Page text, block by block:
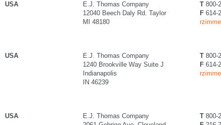
USA
E.J. Thomas Company
12040 Beech Daly Rd. Taylor
MI 48180
T 800-
F 614-
USA
E.J. Thomas Company
1240 Brookville Way Suite J
Indianapolis
IN 46239
T 800-
F 614-
USA
E.J. Thomas Company
T 800-